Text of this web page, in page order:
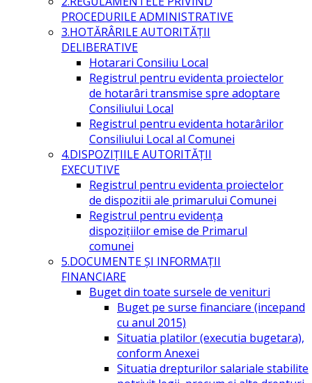
PROCEDURILE ADMINISTRATIVE
3.HOTĂRÂRILE AUTORITĂŢII
DELIBERATIVE
Hotarari Consiliu Local
Registrul pentru evidenta proiectelor
de hotarâri transmise spre adoptare
Consiliului Local
Registrul pentru evidenta hotarârilor
Consiliului Local al Comunei
4.DISPOZIŢIILE AUTORITĂŢII
EXECUTIVE
Registrul pentru evidenta proiectelor
de dispozitii ale primarului Comunei
Registrul pentru evidența
dispozițiilor emise de Primarul
comunei
5.DOCUMENTE ŞI INFORMAŢII
FINANCIARE
Buget din toate sursele de venituri
Buget pe surse financiare (incepand
cu anul 2015)
Situatia platilor (executia bugetara),
conform Anexei
Situatia drepturilor salariale stabilite